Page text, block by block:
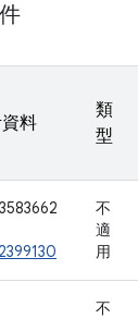
料
類
型
不
適
用
不